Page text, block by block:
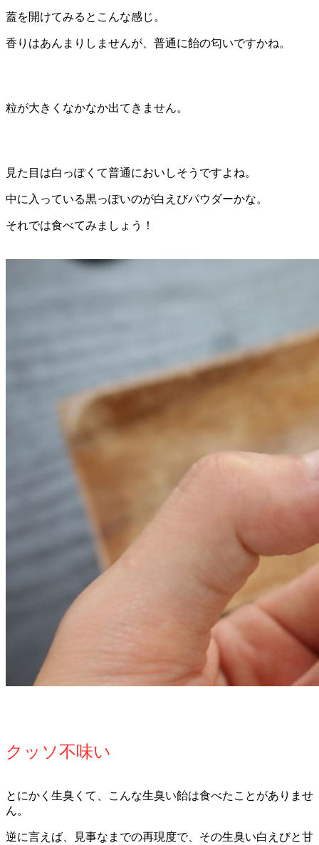
蓋を開けてみるとこんな感じ。
香りはあんまりしませんが、普通に飴の匂いですかね。
粒が大きくなかなか出てきません。
見た目は白っぽくて普通においしそうですよね。
中に入っている黒っぽいのが白えびパウダーかな。
それでは食べてみましょう！
クッソ不味い
とにかく生臭くて、こんな生臭い飴は食べたことがありませ
ん。
逆に言えば、見事なまでの再現度で、その生臭い白えびと甘